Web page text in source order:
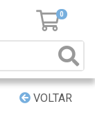
0
VOLTAR